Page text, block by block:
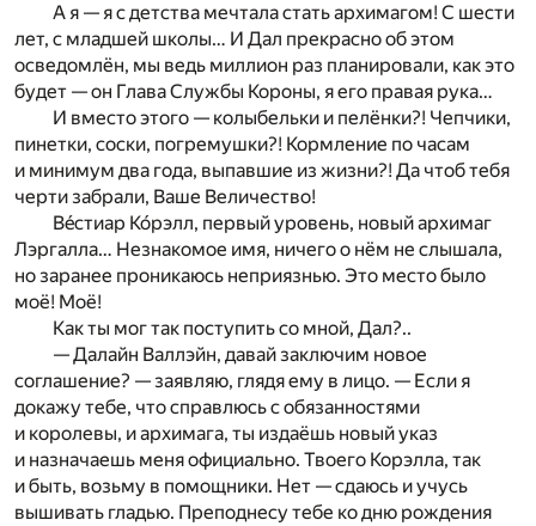
А я — я с детства мечтала стать архимагом! С шести
лет, с младшей школы… И Дал прекрасно об этом
осведомлён, мы ведь миллион раз планировали, как это
будет — он Глава Службы Короны, я его правая рука…
И вместо этого — колыбельки и пелёнки?! Чепчики,
пинетки, соски, погремушки?! Кормление по часам
и минимум два года, выпавшие из жизни?! Да чтоб тебя
черти забрали, Ваше Величество!
Вéстиар Ко́рэлл, первый уровень, новый архимаг
Лэргалла… Незнакомое имя, ничего о нём не слышала,
но заранее проникаюсь неприязнью. Это место было
моё! Моё!
Как ты мог так поступить со мной, Дал?..
— Далайн Валлэйн, давай заключим новое
соглашение? — заявляю, глядя ему в лицо. — Если я
докажу тебе, что справлюсь с обязанностями
и королевы, и архимага, ты издаёшь новый указ
и назначаешь меня официально. Твоего Корэлла, так
и быть, возьму в помощники. Нет — сдаюсь и учусь
вышивать гладью. Преподнесу тебе ко дню рождения